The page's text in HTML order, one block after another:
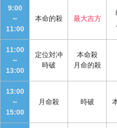
9:00
～
11:00
本命的殺 最大吉方
11:00
～
13:00
定位対冲
時破
本命殺
月命的殺
13:00
～
15:00
月命殺 時破